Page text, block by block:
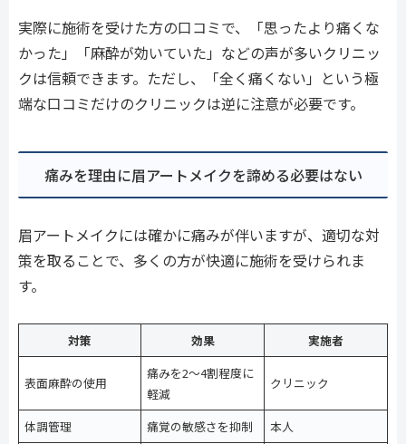
実際に施術を受けた方の口コミで、「思ったより痛くな
かった」「麻酔が効いていた」などの声が多いクリニッ
クは信頼できます。ただし、「全く痛くない」という極
端な口コミだけのクリニックは逆に注意が必要です。
痛みを理由に眉アートメイクを諦める必要はない
眉アートメイクには確かに痛みが伴いますが、適切な対
策を取ることで、多くの方が快適に施術を受けられま
す。
対策 効果 実施者
表面麻酔の使用
痛みを2〜4割程度に
軽減
クリニック
体調管理 痛覚の敏感さを抑制 本人